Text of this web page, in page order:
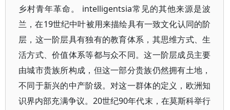
乡村青年革命。 intelligentsia常见的其他来源是波
兰，在19世纪中叶被用来描绘具有一致文化认同的阶
层，这一阶层具有独有的教育体系，其思维方式、生
活方式、价值体系等都与众不同。这一阶层成员主要
由城市贵族所构成，但这一部分贵族仍然拥有土地，
不同于新兴的中产阶级。对这一群体的定义，欧洲知
识界内部充满争议。20世纪90年代末，在莫斯科举行